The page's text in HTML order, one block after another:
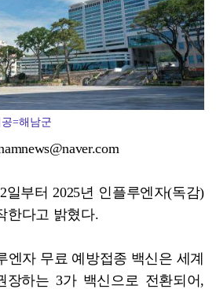
=해남군
일부터 2025년 인플루엔자(독감)
한다고 밝혔다.
엔자 무료 예방접종 백신은 세계
장하는 3가 백신으로 전환되어,